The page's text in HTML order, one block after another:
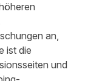
an,
ist die
und